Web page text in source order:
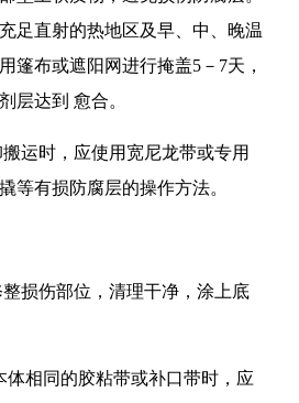
足直射的热地区及早、中、晚温
篷布或遮阳网进行掩盖5－7天，
层达到 愈合。
运时，应使用宽尼龙带或专用
等有损防腐层的操作方法。
损伤部位，清理干净，涂上底
相同的胶粘带或补口带时，应